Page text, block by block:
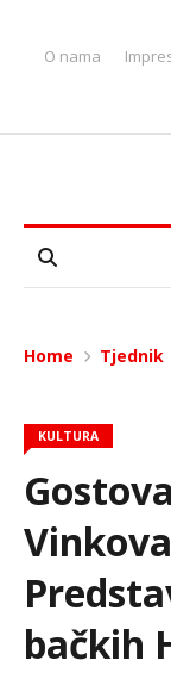
O nama
Home Tjednik
KULTURA
bačkih